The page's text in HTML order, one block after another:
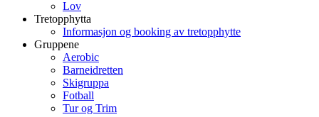
Lov
Tretopphytta
Informasjon og booking av tretopphytte
Gruppene
Aerobic
Barneidretten
Skigruppa
Fotball
Tur og Trim